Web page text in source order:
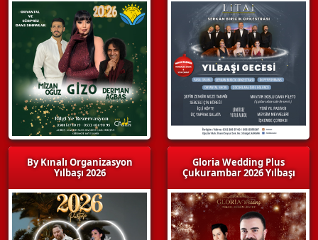
By Kınalı Organizasyon
Yılbaşı 2026
Gloria Wedding Plus
Çukurambar 2026 Yılbaşı